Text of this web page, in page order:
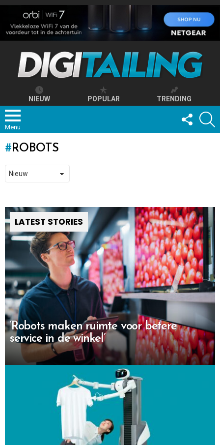
NIEUW POPULAR TRENDING
Menu
FOLLOW
US
ROBOTS
LATEST STORIES
‘Robots maken ruimte voor betere
service in de winkel’